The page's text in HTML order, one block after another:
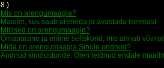
8 )
Mis on arengumaagia?
Maailm, kus saab areneda ja avastada iseenast
Millised on arengumaagid?
Omapärane ja eriline seltskond, mis annab
Mida on arengumaagia Sinule andnud?
Andnud kindlustunde. Olen leidnud endale